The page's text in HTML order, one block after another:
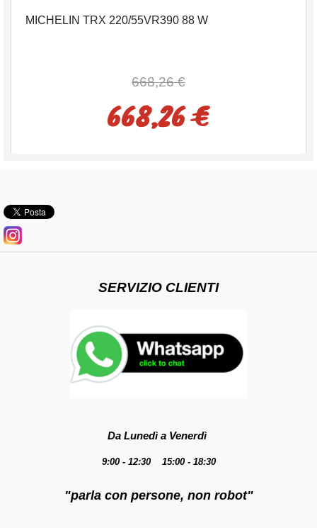
MICHELIN TRX 220/55VR390 88 W
668,26 €
668,26 €
SERVIZIO CLIENTI
Da Lunedì a Venerdì
9:00 - 12:30 15:00 - 18:30
"parla con persone, non robot"